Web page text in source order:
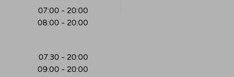
07:00 - 20:00
08:00 - 20:00
07:30 - 20:00
09:00 - 20:00